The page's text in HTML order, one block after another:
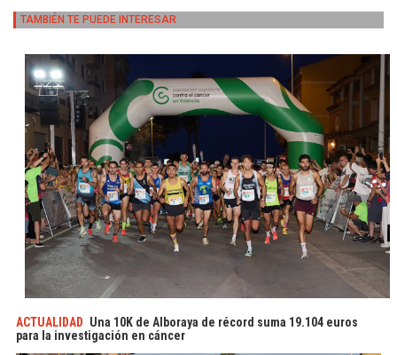
TAMBIÉN TE PUEDE INTERESAR
ACTUALIDAD Una 10K de Alboraya de récord suma 19.104 euros
para la investigación en cáncer